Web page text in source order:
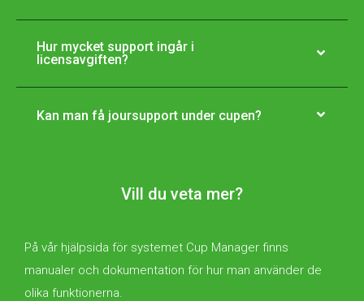
Vill du veta mer?
På vår hjälpsida för systemet Cup Manager finns
manualer och dokumentation för hur man använder de
olika funktionerna.
Hur mycket support ingår i
licensavgiften?
Kan man få joursupport under cupen?